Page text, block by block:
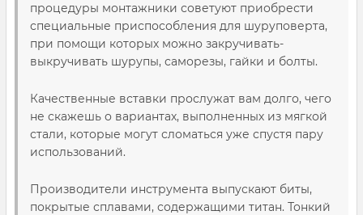
процедуры монтажники советуют приобрести
специальные приспособления для шуруповерта,
при помощи которых можно закручивать-
выкручивать шурупы, саморезы, гайки и болты.
Качественные вставки прослужат вам долго, чего
не скажешь о вариантах, выполненных из мягкой
стали, которые могут сломаться уже спустя пару
использований.
Производители инструмента выпускают биты,
покрытые сплавами, содержащими титан. Тонкий